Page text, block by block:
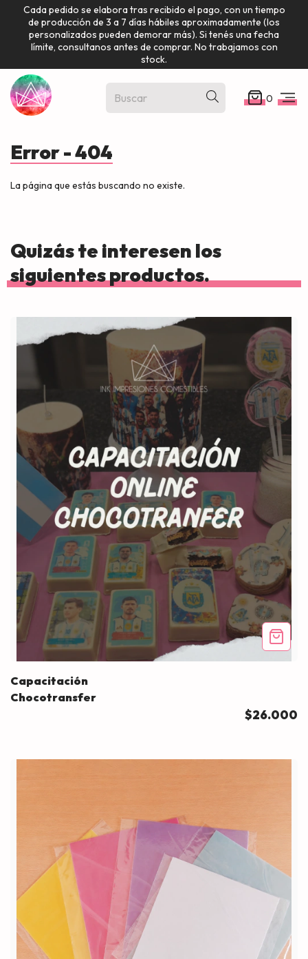
Cada pedido se elabora tras recibido el pago, con un tiempo
de producción de 3 a 7 días hábiles aproximadamente (los
personalizados pueden demorar más). Si tenés una fecha
límite, consultanos antes de comprar. No trabajamos con
stock.
0
Error - 404
La página que estás buscando no existe.
Quizás te interesen los
siguientes productos.
Capacitación
Chocotransfer
$26.000